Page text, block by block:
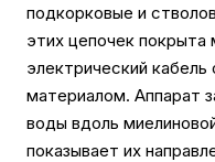
подкорковые и
этих цепочек покрыта
электрический
материалом. Аппарат
воды вдоль
показывает их